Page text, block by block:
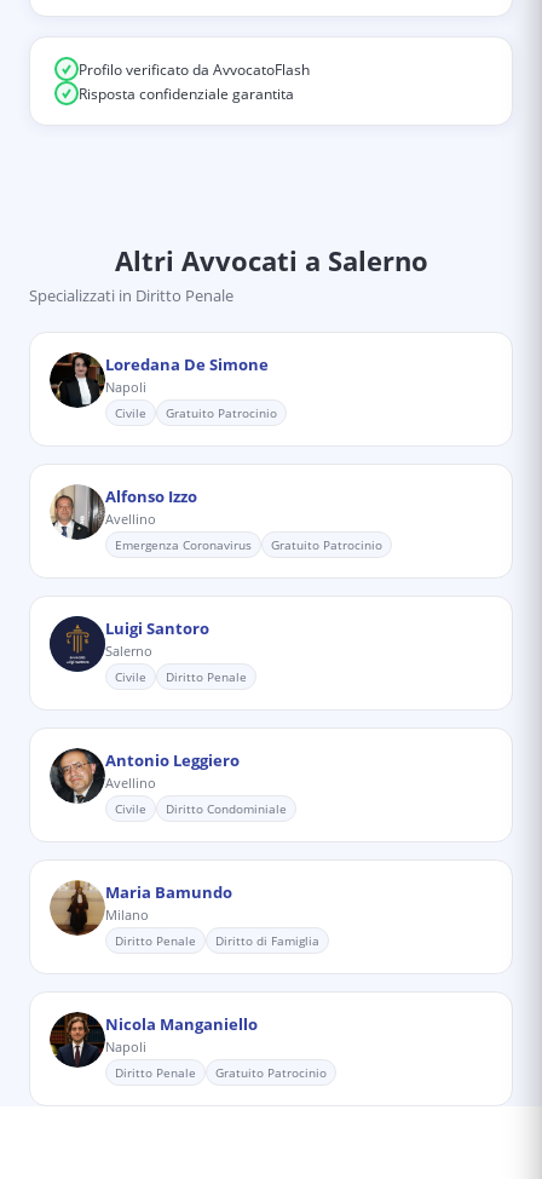
Profilo verificato da AvvocatoFlash
Risposta confidenziale garantita
Altri Avvocati a Salerno
Specializzati in Diritto Penale
Loredana De Simone
Napoli
Civile Gratuito Patrocinio
Alfonso Izzo
Avellino
Emergenza Coronavirus Gratuito Patrocinio
Luigi Santoro
Salerno
Civile Diritto Penale
Antonio Leggiero
Avellino
Civile Diritto Condominiale
Maria Bamundo
Milano
Diritto Penale Diritto di Famiglia
Nicola Manganiello
Napoli
Diritto Penale Gratuito Patrocinio